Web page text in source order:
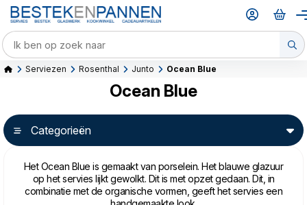
Serviezen Rosenthal Junto Ocean Blue
Ocean Blue
Categorieën
Het Ocean Blue is gemaakt van porselein. Het blauwe glazuur
op het servies lijkt gewolkt. Dit is met opzet gedaan. Dit, in
combinatie met de organische vormen, geeft het servies een